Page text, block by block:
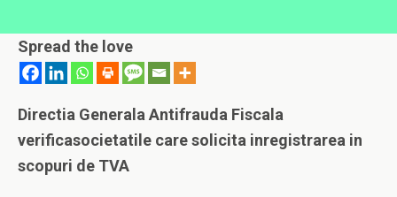
Spread the love
Directia Generala Antifrauda Fiscala
verificasocietatile care solicita inregistrarea in
scopuri de TVA